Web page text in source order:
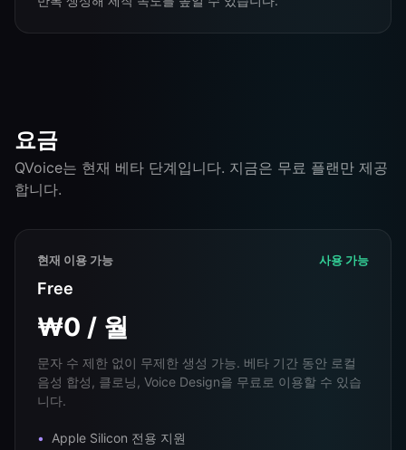
요금
QVoice는 현재 베타 단계입니다. 지금은 무료 플랜만 제공
합니다.
현재 이용 가능 사용 가능
Free
₩0 / 월
문자 수 제한 없이 무제한 생성 가능. 베타 기간 동안 로컬
음성 합성, 클로닝, Voice Design을 무료로 이용할 수 있습
니다.
Apple Silicon 전용 지원